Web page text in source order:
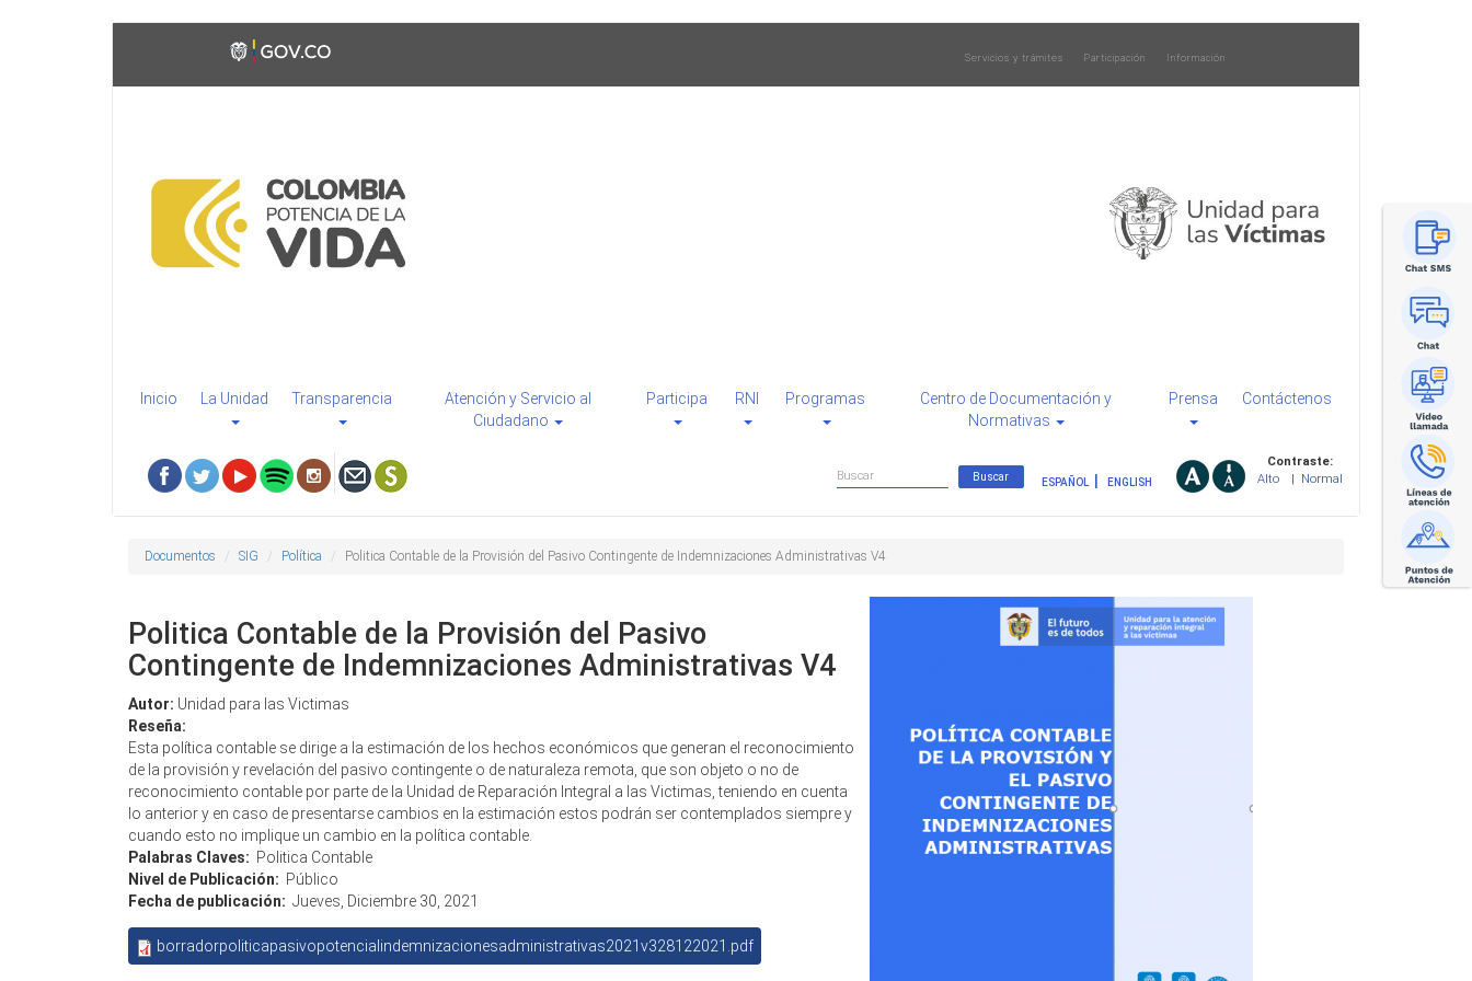
Servicios y trámites Participación Información
Inicio La Unidad Transparencia
Atención y Servicio al
Ciudadano
Participa RNI Programas
Centro de Documentación y
Normativas
Prensa Contáctenos
Contraste:
Alto
Normal
ESPAÑOL ENGLISH
Formulario
de
Documentos SIG Política Politica Contable de la Provisión del Pasivo Contingente de Indemnizaciones Administrativas V4
Politica Contable de la Provisión del Pasivo
Contingente de Indemnizaciones Administrativas V4
Autor: Unidad para las Victimas
Reseña:
Esta política contable se dirige a la estimación de los hechos económicos que generan el reconocimiento
de la provisión y revelación del pasivo contingente o de naturaleza remota, que son objeto o no de
reconocimiento contable por parte de la Unidad de Reparación Integral a las Victimas, teniendo en cuenta
lo anterior y en caso de presentarse cambios en la estimación estos podrán ser contemplados siempre y
cuando esto no implique un cambio en la política contable.
Palabras Claves: Politica Contable
Nivel de Publicación: Público
Fecha de publicación: Jueves, Diciembre 30, 2021
borradorpoliticapasivopotencialindemnizacionesadministrativas2021v328122021.pdf